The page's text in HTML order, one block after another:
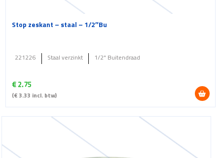
Stop zeskant – staal – 1/2″Bu
€2.75
(€3.33 incl. btw)
221226 Staal verzinkt 1/2" Buitendraad